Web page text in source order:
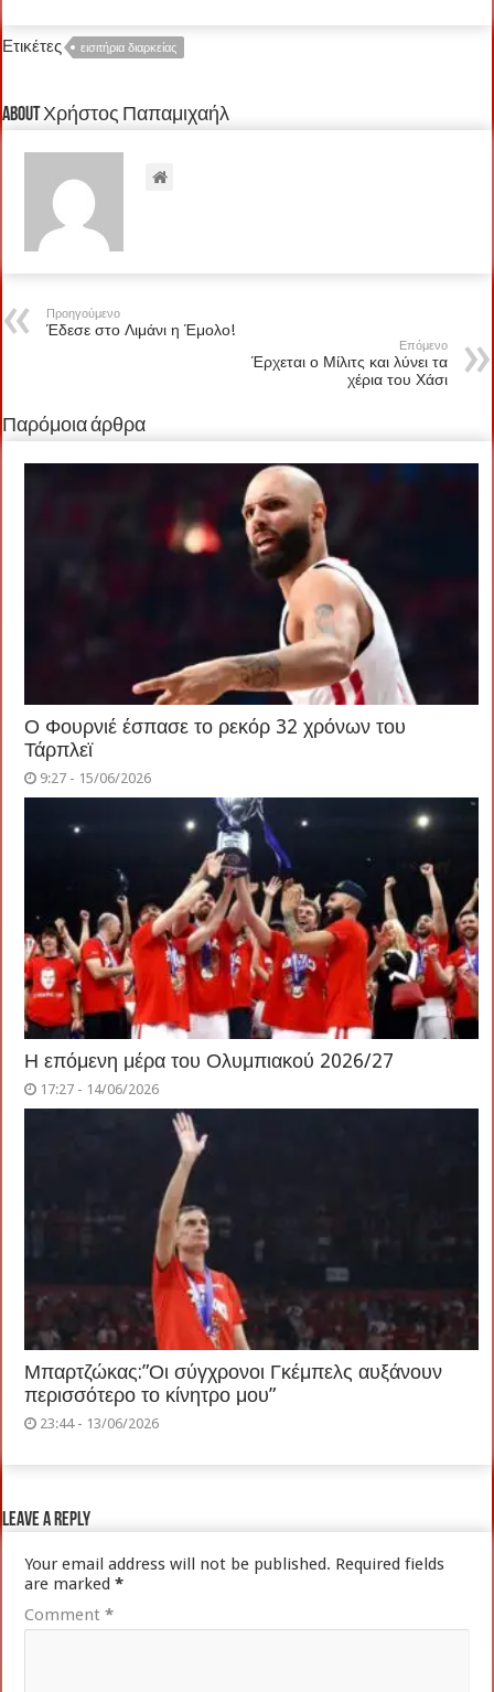
Ετικέτες εισιτήρια διαρκείας
About Χρήστος Παπαμιχαήλ
Προηγούμενο
Έδεσε στο Λιμάνι η Έμολο!
Επόμενο
Έρχεται ο Μίλιτς και λύνει τα
χέρια του Χάσι
Παρόμοια άρθρα
Ο Φουρνιέ έσπασε το ρεκόρ 32 χρόνων του
Τάρπλεϊ
9:27 - 15/06/2026
Η επόμενη μέρα του Ολυμπιακού 2026/27
17:27 - 14/06/2026
Μπαρτζώκας:”Οι σύγχρονοι Γκέμπελς αυξάνουν
περισσότερο το κίνητρο μου”
23:44 - 13/06/2026
Leave a Reply
Your email address will not be published. Required fields
are marked*
Comment*